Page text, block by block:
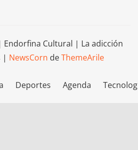
Cultural | La adicción
| NewsCorn deThemeArile
Deportes Agenda